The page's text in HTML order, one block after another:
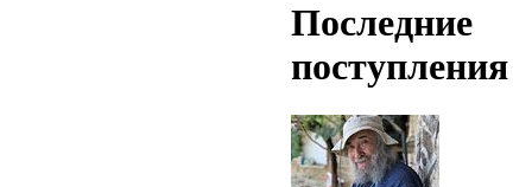
Последние
поступления